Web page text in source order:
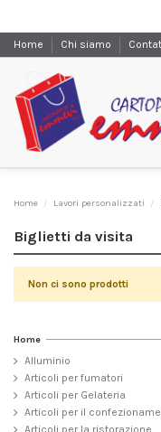
Home Chi siamo
Home Lavori personalizzati
Biglietti da visita
Non ci sono prodotti
Home
Alluminio
Articoli per fumatori
Articoli per Gelateria
Articoli per il
Articoli per la ristorazione